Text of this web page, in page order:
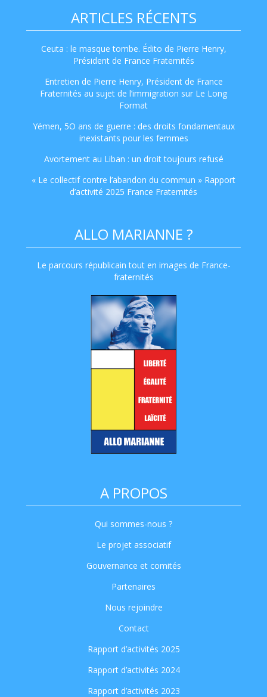
ARTICLES RÉCENTS
Ceuta : le masque tombe. Édito de Pierre Henry,
Président de France Fraternités
Entretien de Pierre Henry, Président de France
Fraternités au sujet de l’immigration sur Le Long
Format
Yémen, 5O ans de guerre : des droits fondamentaux
inexistants pour les femmes
Avortement au Liban : un droit toujours refusé
« Le collectif contre l’abandon du commun » Rapport
d’activité 2025 France Fraternités
ALLO MARIANNE ?
Le parcours républicain tout en images de France-
fraternités
A PROPOS
Qui sommes-nous ?
Le projet associatif
Gouvernance et comités
Partenaires
Nous rejoindre
Contact
Rapport d’activités 2025
Rapport d’activités 2024
Rapport d’activités 2023